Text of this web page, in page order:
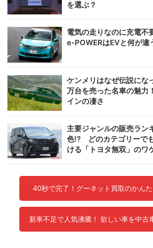
を選ぶ？
電気の走りなのに充電
e-POWERはEVと何が違
ケンメリはなぜ伝説にな
万台を売った名車の魅力
インの凄さ
主要ジャンルの販売ラン
色!? どのカテゴリーで
ける「トヨタ無双」のワ
40秒で完了！グーネット買取のかん
新車不足で人気沸騰！ 欲しい車を中